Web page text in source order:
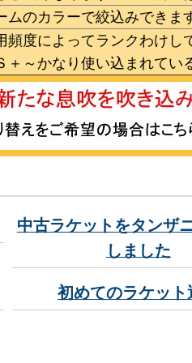
ムのカラーで絞込みできま
頻度によってランクわけし
＋～かなり使い込まれてい
中古ラケットをタンザ
しました
初めてのラケット